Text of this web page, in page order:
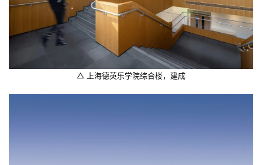
△ 上海德英乐学院综合楼，建成